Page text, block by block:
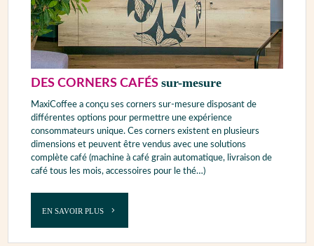
DES CORNERS CAFÉS sur-mesure
MaxiCoffee a conçu ses corners sur-mesure disposant de
différentes options pour permettre une expérience
consommateurs unique. Ces corners existent en plusieurs
dimensions et peuvent être vendus avec une solutions
complète café (machine à café grain automatique, livraison de
café tous les mois, accessoires pour le thé…)
EN SAVOIR PLUS